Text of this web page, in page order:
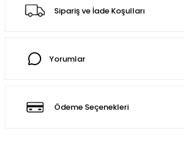
Sipariş ve İade Koşulları
Yorumlar
Ödeme Seçenekleri